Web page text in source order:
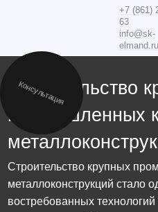
+7 (861)
63
info@sk-
elmand.ru
Консультация
Строительство
промышленных
Строительство крупных
металлоконструкций стало
востребованных